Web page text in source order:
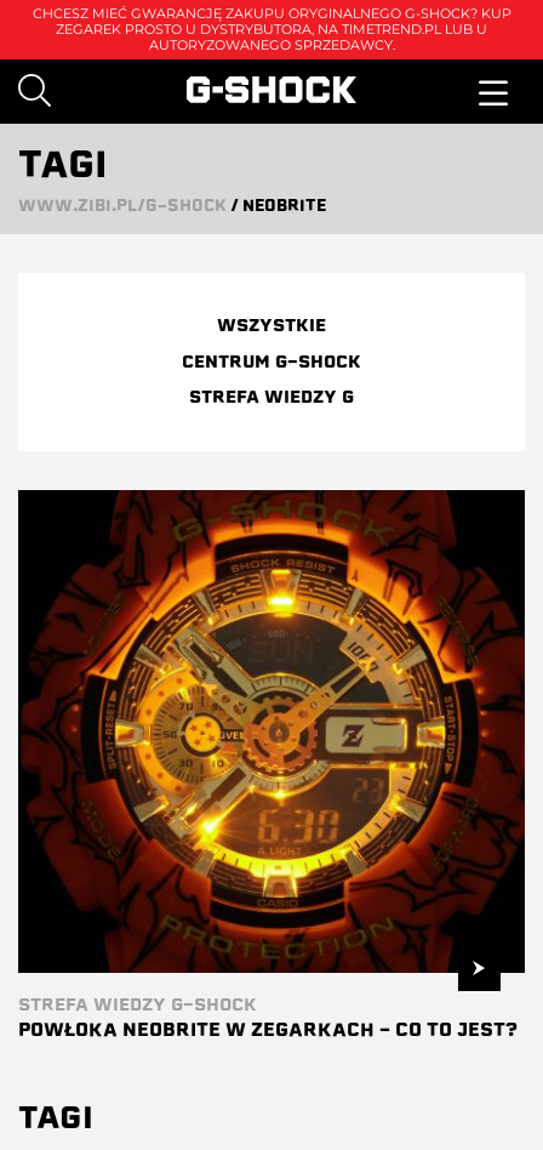
CHCESZ MIEĆ GWARANCJĘ ZAKUPU ORYGINALNEGO G-SHOCK? KUP
ZEGAREK PROSTO U DYSTRYBUTORA, NA TIMETREND.PL LUB U
AUTORYZOWANEGO SPRZEDAWCY.
TAGI
WWW.ZIBI.PL/G-SHOCK / NEOBRITE
WSZYSTKIE
CENTRUM G-SHOCK
STREFA WIEDZY G
STREFA WIEDZY G-SHOCK
POWŁOKA NEOBRITE W ZEGARKACH – CO TO JEST?
TAGI